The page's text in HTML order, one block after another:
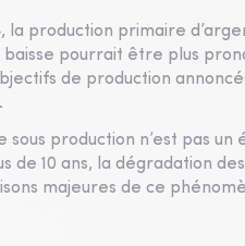
la production primaire
baisse pourrait être plus
de production
sous production n’est pas
de 10 ans, la dégradation
majeures de ce